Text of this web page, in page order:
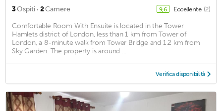
3Ospiti · 2Camere 9,6 Eccellente (2)
Comfortable Room With Ensuite is located in the Tower
Hamlets district of London, less than 1 km from Tower of
London, a 8-minute walk from Tower Bridge and 1.2 km from
Sky Garden. The property is around ...
Verifica disponibilità